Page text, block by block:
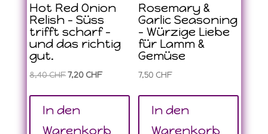
Hot Red Onion
Relish – Süss
trifft scharf –
und das richtig
gut.
8,40CHFUrsprünglicher
7,20 CHFAktueller
In den
Warenkorb
Rosemary &
Garlic Seasoning
– Würzige Liebe
für Lamm &
Gemüse
7,50 CHF
In den
Warenkorb